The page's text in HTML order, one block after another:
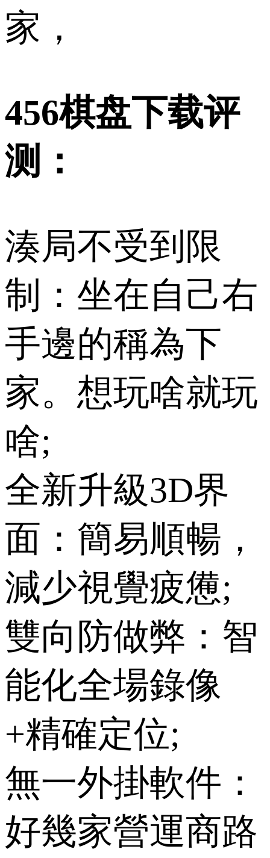
家，
456棋盘下载评
测：
湊局不受到限
制：坐在自己右
手邊的稱為下
家。想玩啥就玩
啥;
全新升級3D界
面：簡易順暢，
減少視覺疲憊;
雙向防做弊：智
能化全場錄像
+精確定位;
無一外掛軟件：
好幾家營運商路